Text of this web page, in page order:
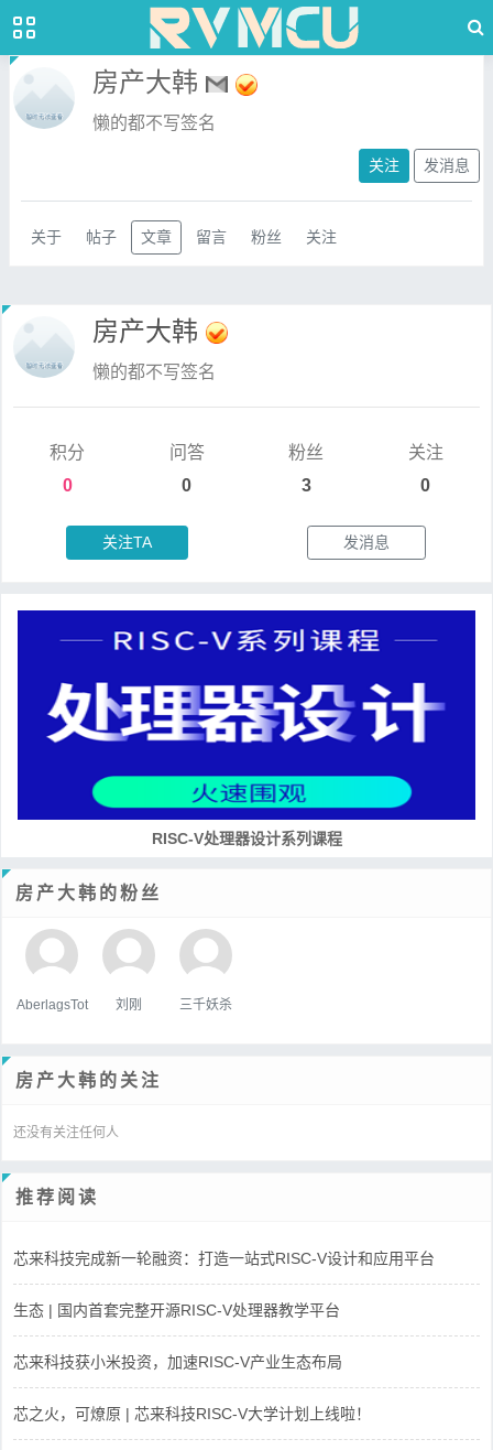
房产大韩
懒的都不写签名
关注 发消息
关于 帖子 文章 留言 粉丝 关注
房产大韩
懒的都不写签名
积分
0
问答
0
粉丝
3
关注
0
关注TA 发消息
RISC-V处理器设计系列课程
房产大韩的粉丝
AberlagsTot 刘刚 三千妖杀
房产大韩的关注
还没有关注任何人
推荐阅读
芯来科技完成新一轮融资：打造一站式RISC-V设计和应用平台
生态 | 国内首套完整开源RISC-V处理器教学平台
芯来科技获小米投资，加速RISC-V产业生态布局
芯之火，可燎原 | 芯来科技RISC-V大学计划上线啦！